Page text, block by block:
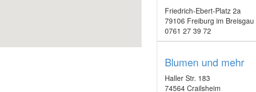
Friedrich-Ebert-Platz 2a
79106 Freiburg im Breisgau
0761 27 39 72
Blumen und mehr
Haller Str. 183
74564 Crailsheim